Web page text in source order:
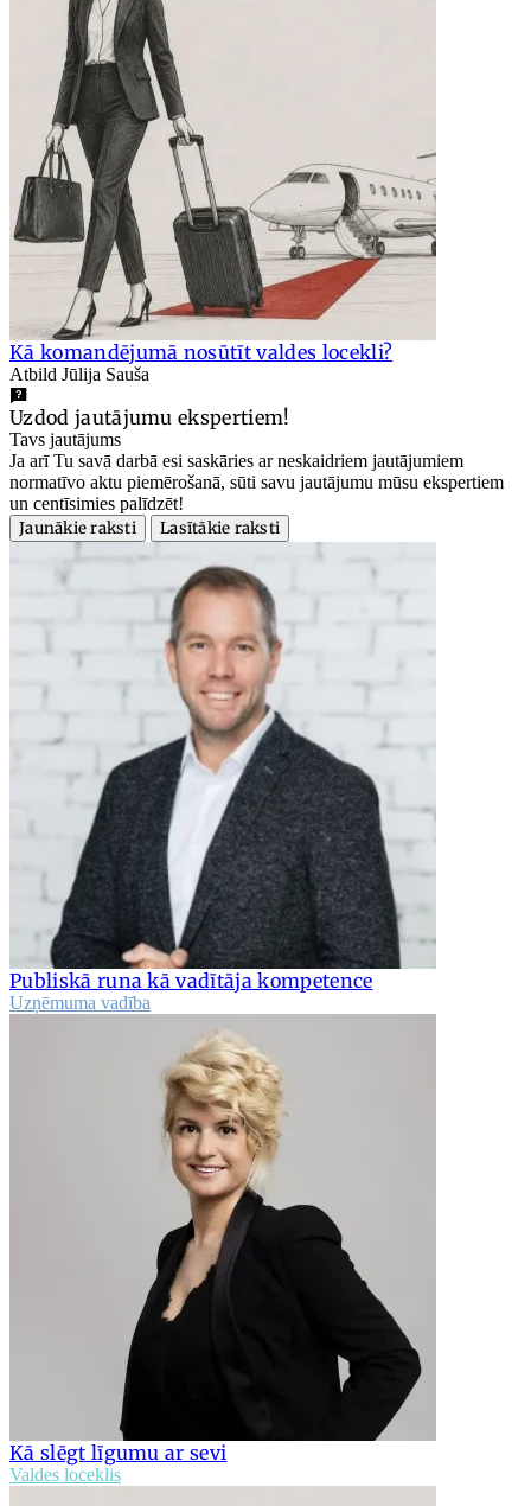
Kā komandējumā nosūtīt valdes locekli?
Atbild Jūlija Sauša
Uzdod jautājumu ekspertiem!
Tavs jautājums
Ja arī Tu savā darbā esi saskāries ar neskaidriem jautājumiem
normatīvo aktu piemērošanā, sūti savu jautājumu mūsu ekspertiem
un centīsimies palīdzēt!
Jaunākie raksti
Lasītākie raksti
Publiskā runa kā vadītāja kompetence
Uzņēmuma vadība
Kā slēgt līgumu ar sevi
Valdes loceklis